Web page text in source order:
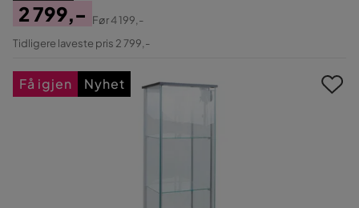
Pris
2 799,-
Original
Før4 199,-
Tidligere laveste pris 2 799,-
Få igjen Nyhet